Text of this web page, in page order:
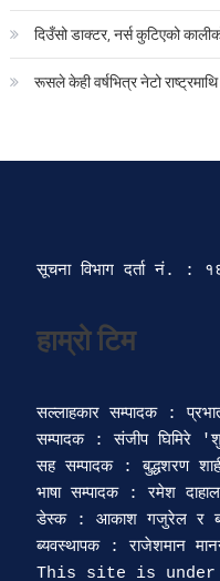
दिउँसो डाक्टर, नर्स कुटिएको
रूसले केही वर्षभित्र नेटो
सूचना विभाग दर्ता‍ नं. :
हाम्रो टिम
सल्लाहकार सम्पादक :
सम्पादक : संजीप घिमिरे
सह सम्पादक : बुद्धशरण
भाषा सम्पादक : रमेश दाहाल
डेस्क : आकाश गजुरेल र
ब्यवस्थापक : राजेशमान